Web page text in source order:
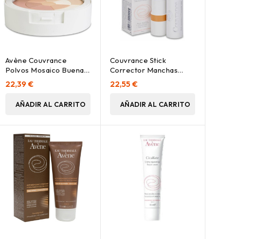
Avène Couvrance
Polvos Mosaico Buena
Cara, 10 G
22,39 €
AÑADIR AL CARRITO
Couvrance Stick
Corrector Manchas
Marrones Coral 3,5 Gr
22,55 €
AÑADIR AL CARRITO